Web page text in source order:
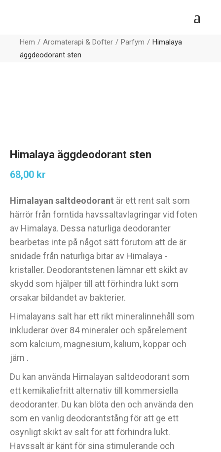
Hem Aromaterapi & Dofter Parfym
Himalaya
äggdeodorant sten
Himalaya äggdeodorant sten
68,00 kr
Himalayan saltdeodorant är ett rent salt som
härrör från forntida havssaltavlagringar vid foten
av Himalaya. Dessa naturliga deodoranter
bearbetas inte på något sätt förutom att de är
snidade från naturliga bitar av Himalaya -
kristaller. Deodorantstenen lämnar ett skikt av
skydd som hjälper till att förhindra lukt som
orsakar bildandet av bakterier.
Himalayans salt har ett rikt mineralinnehåll som
inkluderar över 84 mineraler och spårelement
som kalcium, magnesium, kalium, koppar och
järn .
Du kan använda Himalayan saltdeodorant som
ett kemikaliefritt alternativ till kommersiella
deodoranter. Du kan blöta den och använda den
som en vanlig deodorantstång för att ge ett
osynligt skikt av salt för att förhindra lukt.
Havssalt är känt för sina stimulerande och